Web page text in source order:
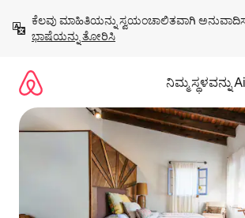
ಹೋಗಿ
ಕೆಲವು ಮಾಹಿತಿಯನ್ನು ಸ್ವಯಂಚಾಲಿತವಾಗಿ
ಭಾಷೆಯನ್ನು ತೋರಿಸಿ
ನಿಮ್ಮ ಸ್ಥಳವನ್ನು